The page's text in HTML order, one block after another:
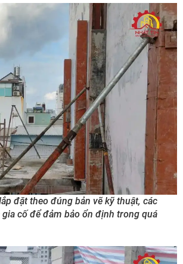
đặt theo đúng bản vẽ kỹ thuật, các
cố để đảm bảo ổn định trong quá